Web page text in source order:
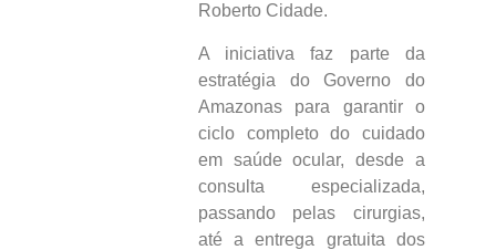
Roberto Cidade.
A iniciativa faz parte da
estratégia do Governo do
Amazonas para garantir o
ciclo completo do cuidado
em saúde ocular, desde a
consulta especializada,
passando pelas cirurgias,
até a entrega gratuita dos